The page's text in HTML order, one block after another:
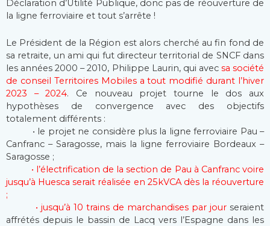
Déclaration d’Utilité Publique, donc pas de réouverture de
la ligne ferroviaire et tout s’arrête !
Le Président de la Région est alors cherché au fin fond de
sa retraite, un ami qui fut directeur territorial de SNCF dans
les années 2000 – 2010, Philippe Laurin, qui avec sa société
de conseil Territoires Mobiles a tout modifié durant l’hiver
2023 – 2024. Ce nouveau projet tourne le dos aux
hypothèses de convergence avec des objectifs
totalement différents :
• le projet ne considère plus la ligne ferroviaire Pau –
Canfranc – Saragosse, mais la ligne ferroviaire Bordeaux –
Saragosse ;
• l’électrification de la section de Pau à Canfranc voire
jusqu’à Huesca serait réalisée en 25kVCA dès la réouverture
;
• jusqu’à 10 trains de marchandises par jour seraient
affrétés depuis le bassin de Lacq vers l’Espagne dans les